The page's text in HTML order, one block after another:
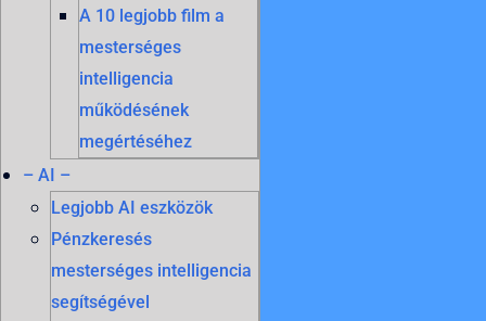
A 10 legjobb film a
mesterséges
intelligencia
működésének
megértéséhez
– AI –
Legjobb AI eszközök
Pénzkeresés
mesterséges intelligencia
segítségével